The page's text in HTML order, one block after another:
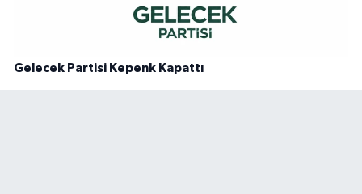
Gelecek Partisi Kepenk Kapattı